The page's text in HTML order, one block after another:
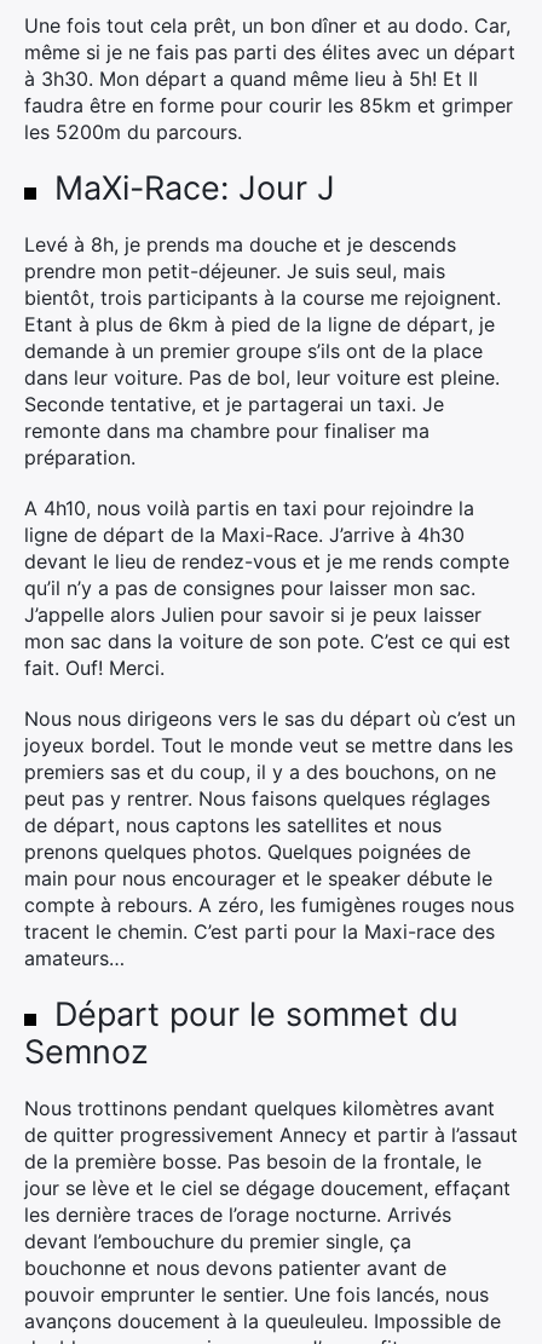
Une fois tout cela prêt, un bon dîner et au dodo. Car,
même si je ne fais pas parti des élites avec un départ
à 3h30. Mon départ a quand même lieu à 5h! Et Il
faudra être en forme pour courir les 85km et grimper
les 5200m du parcours.
MaXi-Race: Jour J
Levé à 8h, je prends ma douche et je descends
prendre mon petit-déjeuner. Je suis seul, mais
bientôt, trois participants à la course me rejoignent.
Etant à plus de 6km à pied de la ligne de départ, je
demande à un premier groupe s’ils ont de la place
dans leur voiture. Pas de bol, leur voiture est pleine.
Seconde tentative, et je partagerai un taxi. Je
remonte dans ma chambre pour finaliser ma
préparation.
A 4h10, nous voilà partis en taxi pour rejoindre la
ligne de départ de la Maxi-Race. J’arrive à 4h30
devant le lieu de rendez-vous et je me rends compte
qu’il n’y a pas de consignes pour laisser mon sac.
J’appelle alors Julien pour savoir si je peux laisser
mon sac dans la voiture de son pote. C’est ce qui est
fait. Ouf! Merci.
Nous nous dirigeons vers le sas du départ où c’est un
joyeux bordel. Tout le monde veut se mettre dans les
premiers sas et du coup, il y a des bouchons, on ne
peut pas y rentrer. Nous faisons quelques réglages
de départ, nous captons les satellites et nous
prenons quelques photos. Quelques poignées de
main pour nous encourager et le speaker débute le
compte à rebours. A zéro, les fumigènes rouges nous
tracent le chemin. C’est parti pour la Maxi-race des
amateurs…
Départ pour le sommet du
Semnoz
Nous trottinons pendant quelques kilomètres avant
de quitter progressivement Annecy et partir à l’assaut
de la première bosse. Pas besoin de la frontale, le
jour se lève et le ciel se dégage doucement, effaçant
les dernière traces de l’orage nocturne. Arrivés
devant l’embouchure du premier single, ça
bouchonne et nous devons patienter avant de
pouvoir emprunter le sentier. Une fois lancés, nous
avançons doucement à la queuleuleu. Impossible de